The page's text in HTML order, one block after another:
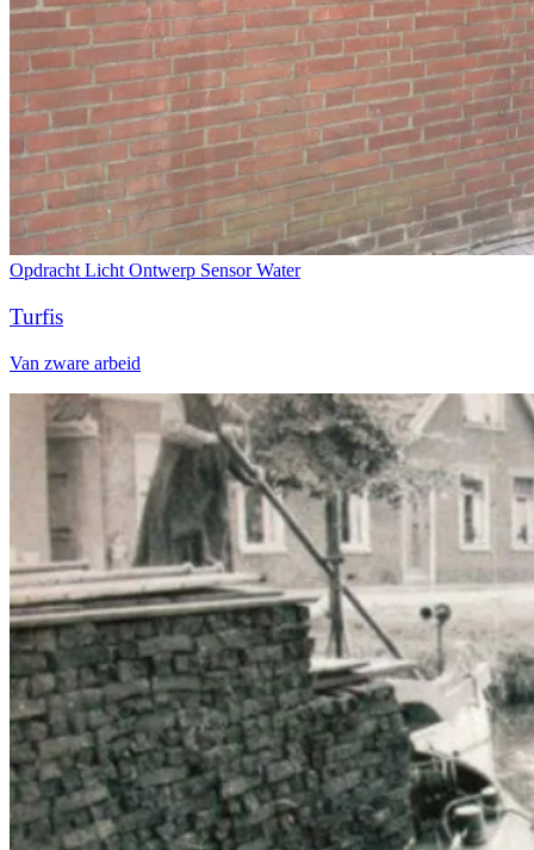
Opdracht Licht Ontwerp SensorWater
Turfis
Van zware arbeid